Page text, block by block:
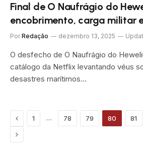
Final de O Naufrágio do
encobrimento, carga militar
Por Redação dezembro 13, 2025
O desfecho de O Naufrágio do
catálogo da Netflix levantando véus
desastres marítimos…
Previous
1 … 78 79 80 81
Próximo